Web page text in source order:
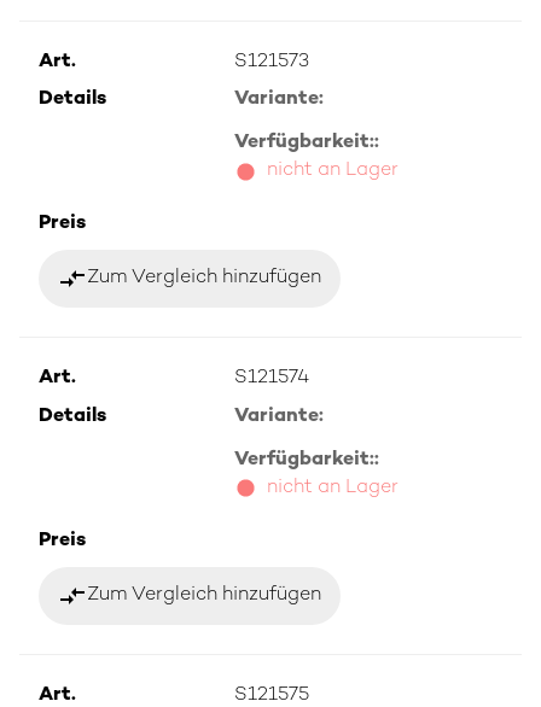
Art.
S121573
Details
Variante:
Verfügbarkeit::
nicht an Lager
Preis
compare_arrowsZum Vergleich hinzufügen
Art.
S121574
Details
Variante:
Verfügbarkeit::
nicht an Lager
Preis
compare_arrowsZum Vergleich hinzufügen
Art.
S121575